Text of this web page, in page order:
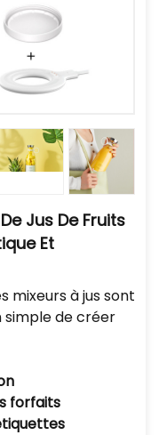
De Jus De Fruits
Et
mixeurs à jus sont
simple de créer
forfaits